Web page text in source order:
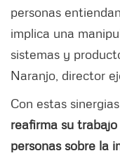
personas
implica una
sistemas y
Naranjo, director
Con estas
reafirma su
personas sobre la